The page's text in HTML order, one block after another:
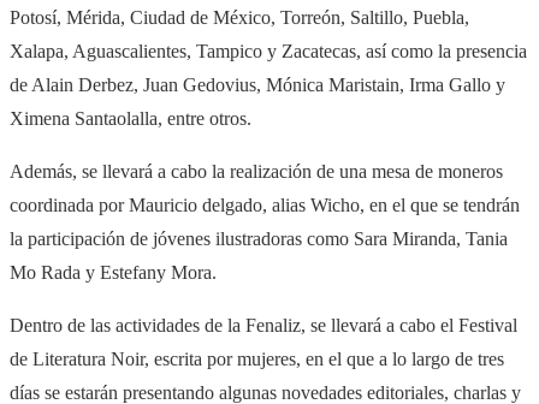
Potosí, Mérida, Ciudad de México, Torreón, Saltillo, Puebla,
Xalapa, Aguascalientes, Tampico y Zacatecas, así como la presencia
de Alain Derbez, Juan Gedovius, Mónica Maristain, Irma Gallo y
Ximena Santaolalla, entre otros.
Además, se llevará a cabo la realización de una mesa de moneros
coordinada por Mauricio delgado, alias Wicho, en el que se tendrán
la participación de jóvenes ilustradoras como Sara Miranda, Tania
Mo Rada y Estefany Mora.
Dentro de las actividades de la Fenaliz, se llevará a cabo el Festival
de Literatura Noir, escrita por mujeres, en el que a lo largo de tres
días se estarán presentando algunas novedades editoriales, charlas y